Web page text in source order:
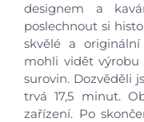
designem a
poslechnout si
skvělé a
mohli vidět
surovin. Dozvěděli
trvá 17,5 minut.
zařízení. Po